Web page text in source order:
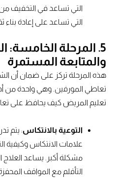
التي تساعد في التخفيف من
التي تساعد على إعادة بناء
5. المرحلة الخامسة:
والمتابعة المستمرة
هذه المرحلة تركز على ضمان أن
تعاطي المورفين. وهي واحدة من
تعليم المريض كيف يحافظ على
التوعية بالانتكاس : يتم
علامات الانتكاس وكيفية
مشكلة أكبر. يساعد العلاج
التأقلم مع المواقف